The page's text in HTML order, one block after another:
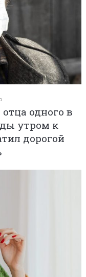
одного в
утром к
дорогой